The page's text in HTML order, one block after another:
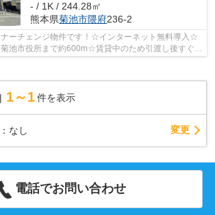
- / 1K / 244.28㎡
熊本県菊池市隈府236-2
ーチェンジ物件です！☆インターネット無料導入☆
池市役所まで約600m☆賃貸中のため引渡し後すぐに
1～1 件を表示
なし 変更
電話でお問い合わせ